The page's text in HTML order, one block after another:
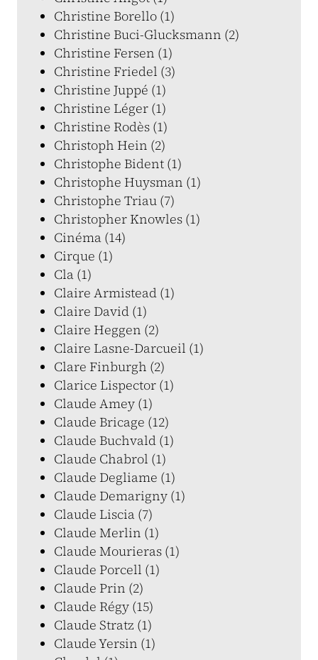
Christine Borello (1)
Christine Buci-Glucksmann (2)
Christine Fersen (1)
Christine Friedel (3)
Christine Juppé (1)
Christine Léger (1)
Christine Rodès (1)
Christoph Hein (2)
Christophe Bident (1)
Christophe Huysman (1)
Christophe Triau (7)
Christopher Knowles (1)
Cinéma (14)
Cirque (1)
Cla (1)
Claire Armistead (1)
Claire David (1)
Claire Heggen (2)
Claire Lasne-Darcueil (1)
Clare Finburgh (2)
Clarice Lispector (1)
Claude Amey (1)
Claude Bricage (12)
Claude Buchvald (1)
Claude Chabrol (1)
Claude Degliame (1)
Claude Demarigny (1)
Claude Liscia (7)
Claude Merlin (1)
Claude Mourieras (1)
Claude Porcell (1)
Claude Prin (2)
Claude Régy (15)
Claude Stratz (1)
Claude Yersin (1)